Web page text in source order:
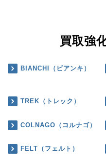
買取強
BIANCHI（ビアンキ）
TREK（トレック）
COLNAGO（コルナゴ）
FELT（フェルト）